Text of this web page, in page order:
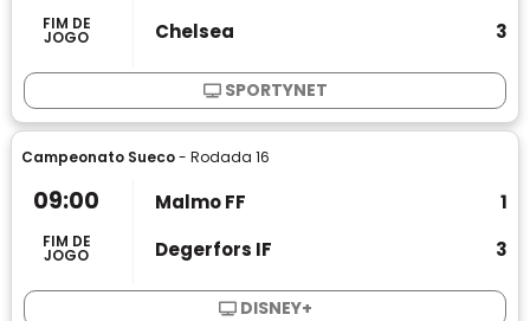
FIM DE
JOGO
Chelsea
3
SPORTYNET
Campeonato Sueco- Rodada 16
09:00
FIM DE
JOGO
Malmo FF
1
Degerfors IF
3
DISNEY+